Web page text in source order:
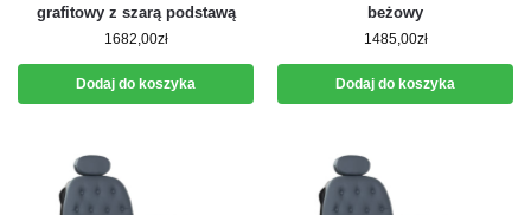
grafitowy z szarą podstawą
1682,00zł
Dodaj do koszyka
beżowy
1485,00zł
Dodaj do koszyka